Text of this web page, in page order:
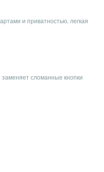
и приватностью, легкая
заменяет сломанные кнопки